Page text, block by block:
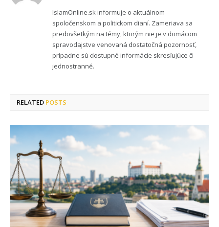
IslamOnline.sk informuje o aktuálnom
spoločenskom a politickom dianí. Zameriava sa
predovšetkým na témy, ktorým nie je v domácom
spravodajstve venovaná dostatočná pozornosť,
prípadne sú dostupné informácie skresľujúce či
jednostranné.
RELATED POSTS